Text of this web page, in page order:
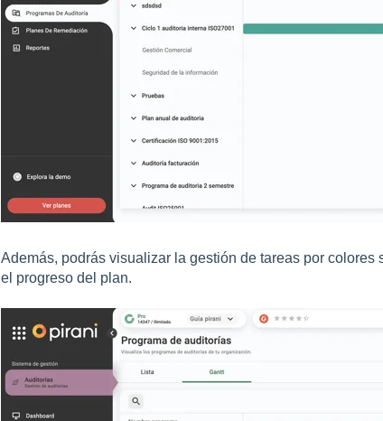
Además, podrás visualizar la gestión de tareas por colores
el progreso del plan.